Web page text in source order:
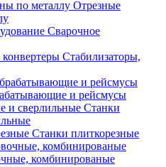
Отрезные
Сварочное
Стабилизаторы,
и рейсмусы
Станки
Станки плиткорезные
комбинированые